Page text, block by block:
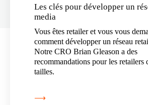
Les clés pour développer un
media
Vous êtes retailer et vous vous
comment développer un réseau
Notre CRO Brian Gleason a des
recommandations pour les retailers
tailles.
⟶